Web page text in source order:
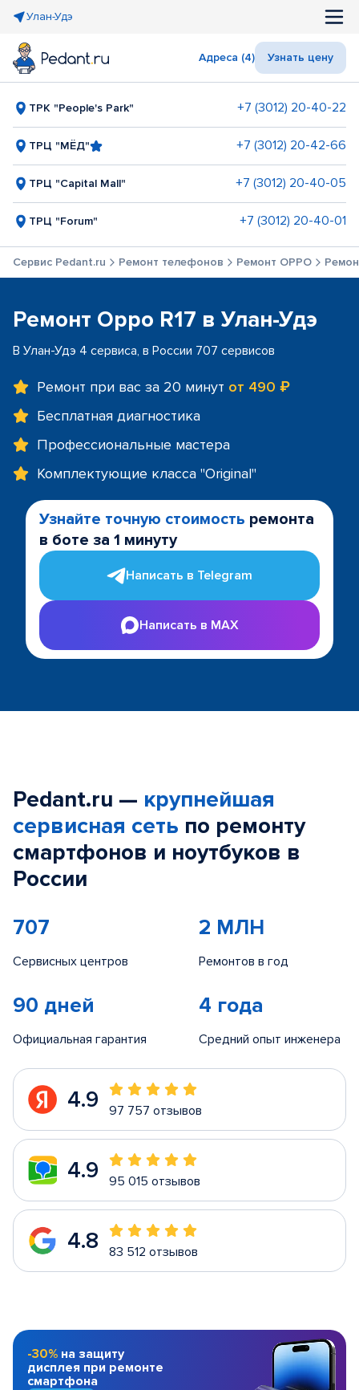
Улан-Удэ
Адреса (4) Узнать цену
ТРК "People's Park" +7 (3012) 20-40-22
ТРЦ "МЁД" +7 (3012) 20-42-66
ТРЦ "Capital Mall" +7 (3012) 20-40-05
ТРЦ "Forum" +7 (3012) 20-40-01
Сервис Pedant.ru Ремонт телефонов Ремонт OPPO
Ремонт Oppo R17 в Улан-Удэ
В Улан-Удэ 4 сервиса, в России 707 сервисов
Ремонт при вас за 20 минут от 490 ₽
Бесплатная диагностика
Профессиональные мастера
Комплектующие класса "Original"
Узнайте точную стоимость ремонта
в боте за 1 минуту
Написать в Telegram
Написать в MAX
Pedant.ru — крупнейшая
сервисная сеть по ремонту
смартфонов и ноутбуков в
России
707
Сервисных центров
2 МЛН
Ремонтов в год
90 дней
Официальная гарантия
4 года
Средний опыт инженера
4.9 97 757 отзывов
4.9 95 015 отзывов
4.8 83 512 отзывов
-30% на защиту
дисплея при ремонте
смартфона